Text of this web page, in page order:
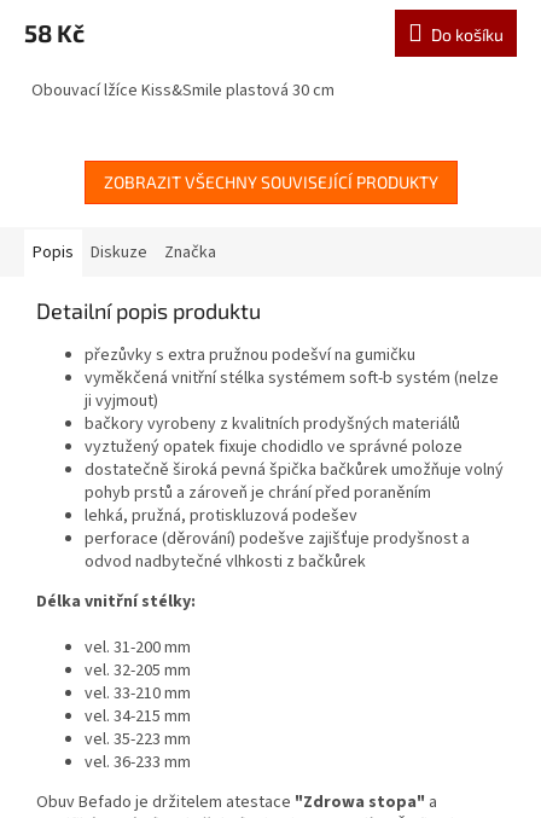
58 Kč Do košíku
Obouvací lžíce Kiss&Smile plastová 30 cm
ZOBRAZIT VŠECHNY SOUVISEJÍCÍ PRODUKTY
Popis Diskuze Značka
Detailní popis produktu
přezůvky s extra pružnou podešví na gumičku
vyměkčená vnitřní stélka systémem soft-b systém (nelze
ji vyjmout)
bačkory vyrobeny z kvalitních prodyšných materiálů
vyztužený opatek fixuje chodidlo ve správné poloze
dostatečně široká pevná špička bačkůrek umožňuje volný
pohyb prstů a zároveň je chrání před poraněním
lehká, pružná, protiskluzová podešev
perforace (děrování) podešve zajišťuje prodyšnost a
odvod nadbytečné vlhkosti z bačkůrek
Délka vnitřní stélky:
vel. 31-200 mm
vel. 32-205 mm
vel. 33-210 mm
vel. 34-215 mm
vel. 35-223 mm
vel. 36-233 mm
Obuv Befado je držitelem atestace "Zdrowa stopa" a